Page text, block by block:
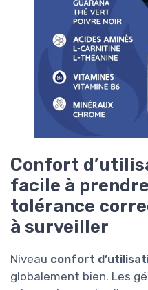
Confort
facile à
tolérance
à surveiller
Niveau confort
globalement bien. Les